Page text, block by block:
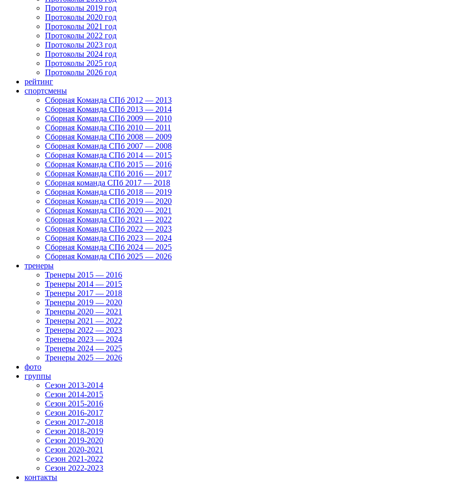
Протоколы 2019 год
Протоколы 2020 год
Протоколы 2021 год
Протоколы 2022 год
Протоколы 2023 год
Протоколы 2024 год
Протоколы 2025 год
Протоколы 2026 год
рейтинг
спортсмены
Сборная Команда СПб 2012 — 2013
Сборная Команда СПб 2013 — 2014
Сборная Команда СПб 2009 — 2010
Сборная Команда СПб 2010 — 2011
Сборная Команда СПб 2008 — 2009
Сборная Команда СПб 2007 — 2008
Сборная Команда СПб 2014 — 2015
Сборная Команда СПб 2015 — 2016
Сборная Команда СПб 2016 — 2017
Сборная команда СПб 2017 — 2018
Сборная Команда СПб 2018 — 2019
Сборная Команда СПб 2019 — 2020
Сборная Команда СПб 2020 — 2021
Сборная Команда СПб 2021 — 2022
Сборная Команда СПб 2022 — 2023
Сборная Команда СПб 2023 — 2024
Сборная Команда СПб 2024 — 2025
Сборная Команда СПб 2025 — 2026
тренеры
Тренеры 2015 — 2016
Тренеры 2014 — 2015
Тренеры 2017 — 2018
Тренеры 2019 — 2020
Тренеры 2020 — 2021
Тренеры 2021 — 2022
Тренеры 2022 — 2023
Тренеры 2023 — 2024
Тренеры 2024 — 2025
Тренеры 2025 — 2026
фото
группы
Сезон 2013-2014
Сезон 2014-2015
Сезон 2015-2016
Сезон 2016-2017
Сезон 2017-2018
Сезон 2018-2019
Сезон 2019-2020
Сезон 2020-2021
Сезон 2021-2022
Сезон 2022-2023
контакты